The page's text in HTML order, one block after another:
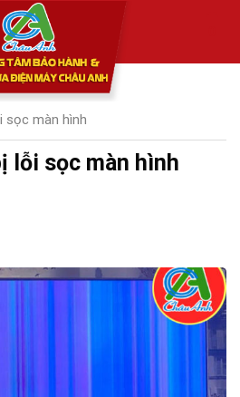
sọc màn hình
lỗi sọc màn hình